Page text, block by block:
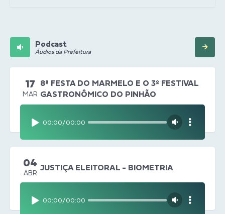
Podcast
Áudios da Prefeitura
17
MAR
8ª FESTA DO MARMELO E O 3º FESTIVAL
GASTRONÔMICO DO PINHÃO
00:00/00:00
04
ABR
JUSTIÇA ELEITORAL - BIOMETRIA
00:00/00:00